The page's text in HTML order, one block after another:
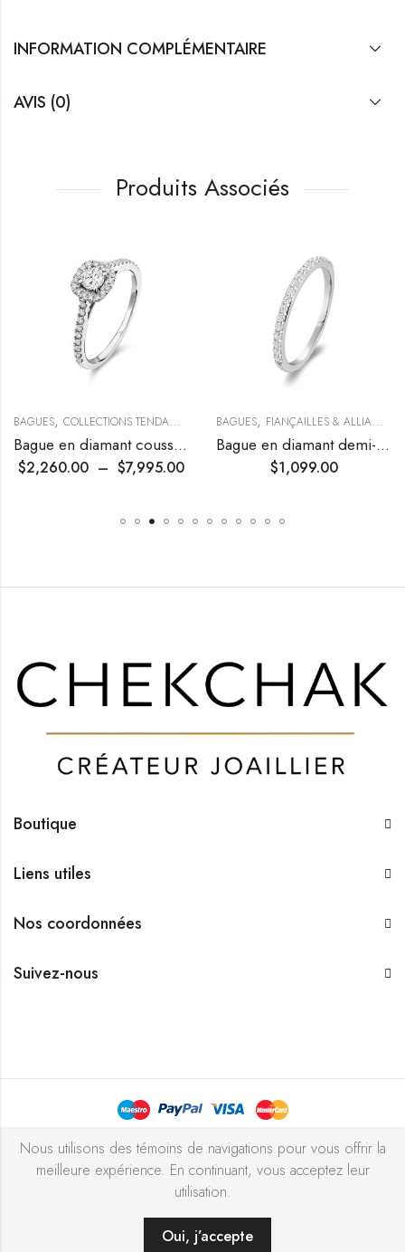
ACHETER MAINTENANT
INFORMATION COMPLÉMENTAIRE
AVIS (0)
Produits Associés
BAGUES, COLLECTIONS TENDANCES FIANÇAILLES & ALLIANCES
Bague en diamant coussin avec halo
$2,260.00 – $7,995.00
BAGUES, FIANÇAILLES & ALLIANCES
Bague en diamant demi-éternité
$1,099.00
Boutique
Liens utiles
Nos coordonnées
Suivez-nous
Bijouterie Chekchak Inc © 2026 Tous droits réservés - Réalisé
avec ♥ par l’agence ZIGZAG
Nous utilisons des témoins de navigations pour vous offrir la
meilleure expérience. En continuant, vous acceptez leur
utilisation.
Oui, j’accepte